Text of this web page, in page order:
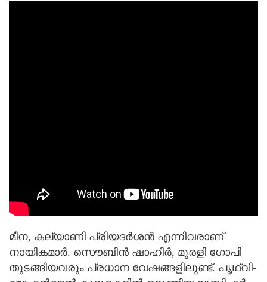
മീന, കല്യാണി പ്രിയദര്‍ശന്‍ എന്നിവരാണ്
നായികമാര്‍. സൌബിന്‍ ഷാഹിര്‍, മുരളി ഗോപി
തുടങ്ങിയവരും പ്രധാന വേഷങ്ങളിലുണ്ട്. പൃഥ്വി-